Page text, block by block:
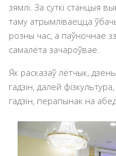
зямлі. За суткі станцыя
таму атрымліваецца
розны час, а паўночнае
самалёта зачароўвае.
Як расказаў лётчык,
гадзін, далей
гадзін, перапынак на